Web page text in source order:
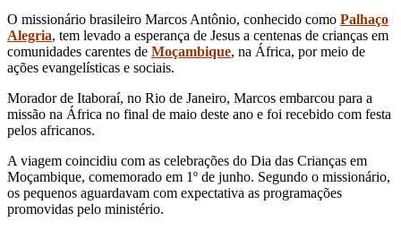
O missionário brasileiro Marcos Antônio, conhecido como Palhaço
Alegria, tem levado a esperança de Jesus a centenas de crianças em
comunidades carentes de Moçambique, na África, por meio de
ações evangelísticas e sociais.
Morador de Itaboraí, no Rio de Janeiro, Marcos embarcou para a
missão na África no final de maio deste ano e foi recebido com festa
pelos africanos.
A viagem coincidiu com as celebrações do Dia das Crianças em
Moçambique, comemorado em 1º de junho. Segundo o missionário,
os pequenos aguardavam com expectativa as programações
promovidas pelo ministério.